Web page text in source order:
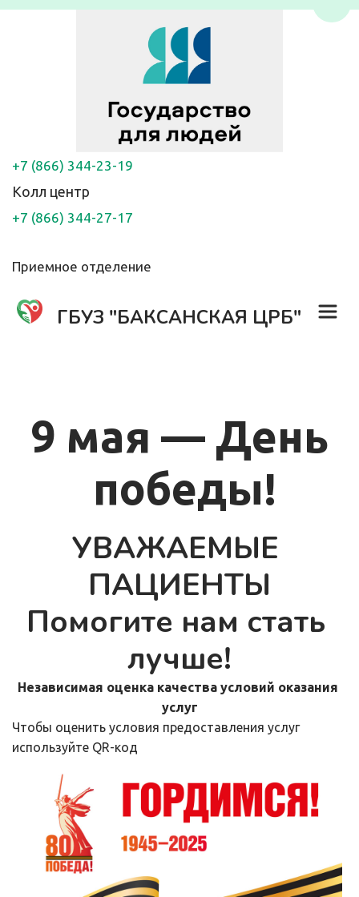
+7 (866) 344-23-19
Колл центр
+7 (866) 344-27-17
Приемное отделение
ГБУЗ "БАКСАНСКАЯ ЦРБ"
9 мая — День
победы!
УВАЖАЕМЫЕ
ПАЦИЕНТЫ
Помогите нам стать
лучше!
Независимая оценка качества условий оказания
услуг
Чтобы оценить условия предоставления услуг
используйте QR-код